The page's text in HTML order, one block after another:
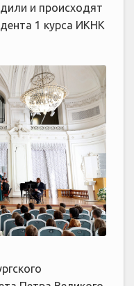
и происходят
1 курса ИКНК